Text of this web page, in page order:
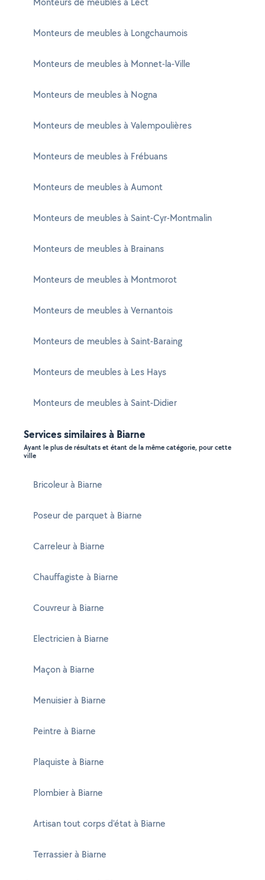
Monteurs de meubles à Longchaumois
Monteurs de meubles à Monnet-la-Ville
Monteurs de meubles à Nogna
Monteurs de meubles à Valempoulières
Monteurs de meubles à Frébuans
Monteurs de meubles à Aumont
Monteurs de meubles à Saint-Cyr-Montmalin
Monteurs de meubles à Brainans
Monteurs de meubles à Montmorot
Monteurs de meubles à Vernantois
Monteurs de meubles à Saint-Baraing
Monteurs de meubles à Les Hays
Monteurs de meubles à Saint-Didier
Services similaires à Biarne
Ayant le plus de résultats et étant de la même catégorie, pour cette
ville
Bricoleur à Biarne
Poseur de parquet à Biarne
Carreleur à Biarne
Chauffagiste à Biarne
Couvreur à Biarne
Electricien à Biarne
Maçon à Biarne
Menuisier à Biarne
Peintre à Biarne
Plaquiste à Biarne
Plombier à Biarne
Artisan tout corps d'état à Biarne
Terrassier à Biarne